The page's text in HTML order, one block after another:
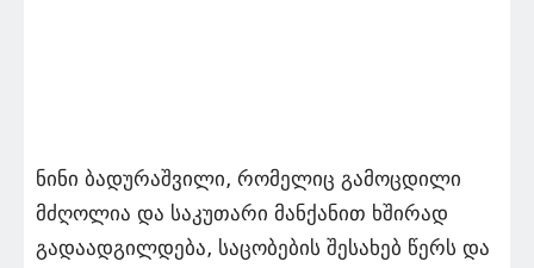
ნინი ბადურაშვილი, რომელიც გამოცდილი
მძღოლია და საკუთარი მანქანით ხშირად
გადაადგილდება, საცობების შესახებ წერს და